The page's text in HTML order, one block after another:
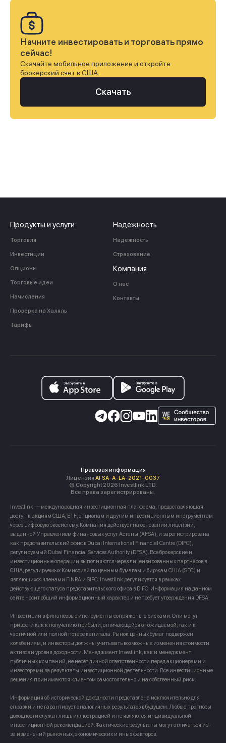
Начните инвестировать и торговать прямо
сейчас!
Скачайте мобильное приложение и откройте
брокерский счет в США.
Скачать
Продукты и услуги
Торговля
Инвестиции
Опционы
Торговые идеи
Начисления
Проверка на Халяль
Тарифы
Надежность
Надежность
Страхование
Компания
О нас
Контакты
Правовая информация
Лицензия AFSA-A-LA-2021-0037
© Copyright 2026 Investlink LTD.
Все права зарегистрированы.
Investlink — международная инвестиционная платформа, предоставляющая
доступ к акциям США, ETF, опционам и другим инвестиционным инструментам
через цифровую экосистему. Компания действует на основании лицензии,
выданной Управлением финансовых услуг Астаны (AFSA), и зарегистрирована
как представительский офис в Dubai International Financial Centre (DIFC),
регулируемый Dubai Financial Services Authority (DFSA). Все брокерские и
инвестиционные операции выполняются через лицензированных партнёров в
США, регулируемых Комиссией по ценным бумагам и биржам США (SEC) и
являющихся членами FINRA и SIPC. Investlink регулируется в рамках
действующего статуса представительского офиса в DIFC. Информация на данном
сайте носит общий информационный характер и не требует утверждения DFSA.
Инвестиции в финансовые инструменты сопряжены с рисками. Они могут
привести как к получению прибыли, отличающейся от ожидаемой, так и к
частичной или полной потере капитала. Рынок ценных бумаг подвержен
колебаниям, и инвесторы должны учитывать возможные изменения стоимости
активов и уровня доходности. Менеджмент Investlink, как и менеджмент
публичных компаний, не несёт личной ответственности перед акционерами и
инвесторами за результаты инвестиционной деятельности. Все инвестиционные
решения принимаются клиентом самостоятельно и на собственный риск.
Информация об исторической доходности представлена исключительно для
справки и не гарантирует аналогичных результатов в будущем. Любые прогнозы
доходности служат лишь иллюстрацией и не являются индивидуальной
инвестиционной рекомендацией. Фактические результаты могут отличаться из-
за изменений рыночных, экономических и иных факторов.